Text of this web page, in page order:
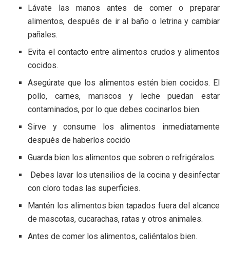
Lávate las manos antes de comer o preparar
alimentos, después de ir al baño o letrina y cambiar
pañales.
Evita el contacto entre alimentos crudos y alimentos
cocidos.
Asegúrate que los alimentos estén bien cocidos. El
pollo, carnes, mariscos y leche puedan estar
contaminados, por lo que debes cocinarlos bien.
Sirve y consume los alimentos inmediatamente
después de haberlos cocido
Guarda bien los alimentos que sobren o refrigéralos.
Debes lavar los utensilios de la cocina y desinfectar
con cloro todas las superficies.
Mantén los alimentos bien tapados fuera del alcance
de mascotas, cucarachas, ratas y otros animales.
Antes de comer los alimentos, caliéntalos bien.